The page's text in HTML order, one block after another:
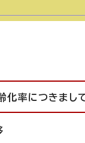
率につきまし